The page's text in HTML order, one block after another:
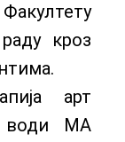
кроз
арт
води МА